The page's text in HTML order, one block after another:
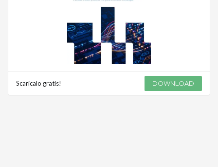
Scaricalo gratis! DOWNLOAD